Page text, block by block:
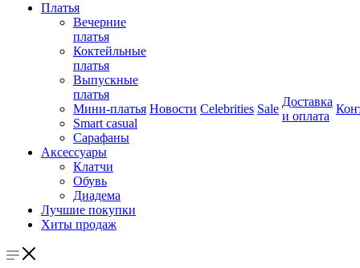
Платья
Вечерние
платья
Коктейльные
платья
Выпускные
платья
Мини-платья
Smart casual
Сарафаны
Аксессуары
Клатчи
Обувь
Диадема
Лучшие покупки
Хиты продаж
Новости Celebrities Sale
Доставка
и оплата